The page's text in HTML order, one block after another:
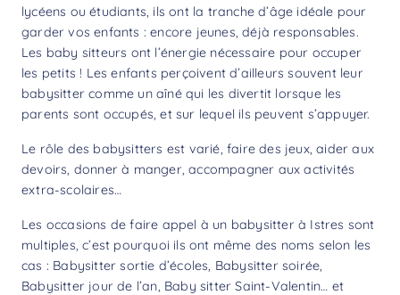
lycéens ou étudiants, ils ont la tranche d’âge idéale pour
garder vos enfants : encore jeunes, déjà responsables.
Les baby sitteurs ont l’énergie nécessaire pour occuper
les petits ! Les enfants perçoivent d’ailleurs souvent leur
babysitter comme un aîné qui les divertit lorsque les
parents sont occupés, et sur lequel ils peuvent s’appuyer.
Le rôle des babysitters est varié, faire des jeux, aider aux
devoirs, donner à manger, accompagner aux activités
extra-scolaires…
Les occasions de faire appel à un babysitter à Istres sont
multiples, c’est pourquoi ils ont même des noms selon les
cas : Babysitter sortie d’écoles, Babysitter soirée,
Babysitter jour de l’an, Baby sitter Saint-Valentin… et